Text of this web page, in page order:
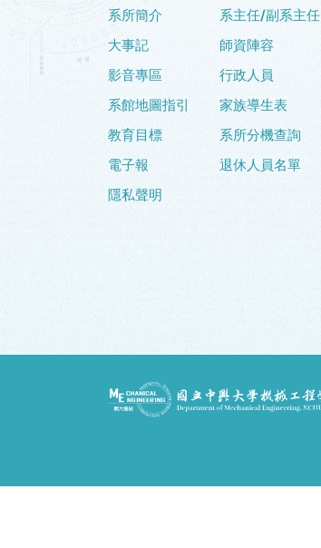
系所簡介
大事記
影音專區
系館地圖指引
教育目標
電子報
隱私聲明
系主任/副系主任
師資陣容
行政人員
家族導生表
系所分機查詢
退休人員名單